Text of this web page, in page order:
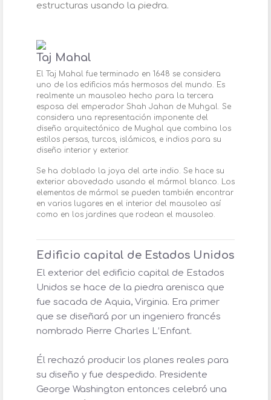
estructuras usando la piedra.
Taj Mahal
El Taj Mahal fue terminado en 1648 se considera
uno de los edificios más hermosos del mundo. Es
realmente un mausoleo hecho para la tercera
esposa del emperador Shah Jahan de Muhgal. Se
considera una representación imponente del
diseño arquitectónico de Mughal que combina los
estilos persas, turcos, islámicos, e indios para su
diseño interior y exterior.
Se ha doblado la joya del arte indio. Se hace su
exterior abovedado usando el mármol blanco. Los
elementos de mármol se pueden también encontrar
en varios lugares en el interior del mausoleo así
como en los jardines que rodean el mausoleo.
Edificio capital de Estados Unidos
El exterior del edificio capital de Estados
Unidos se hace de la piedra arenisca que
fue sacada de Aquia, Virginia. Era primer
que se diseñará por un ingeniero francés
nombrado Pierre Charles L’Enfant.
Él rechazó producir los planes reales para
su diseño y fue despedido. Presidente
George Washington entonces celebró una